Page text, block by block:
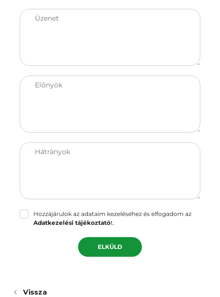
Üzenet
Előnyök
Hátrányok
Hozzájárulok az adataim kezeléséhez és elfogadom az
Adatkezelési tájékoztatót.
ELKÜLD
Vissza